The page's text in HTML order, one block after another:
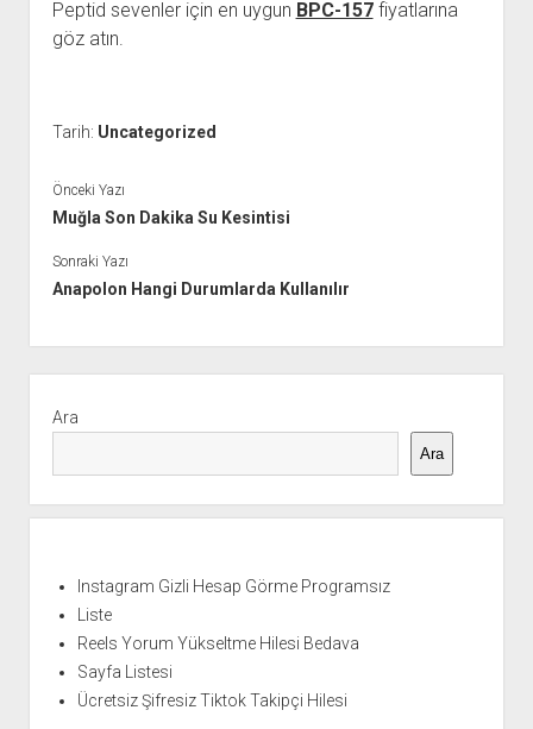
Peptid sevenler için en uygun BPC-157fiyatlarına
göz atın.
Tarih: Uncategorized
Önceki Yazı
Muğla Son Dakika Su Kesintisi
Sonraki Yazı
Anapolon Hangi Durumlarda Kullanılır
Menü
Ara
Ara
Instagram Gizli Hesap Görme Programsız
Liste
Reels Yorum Yükseltme Hilesi Bedava
Sayfa Listesi
Ücretsiz Şifresiz Tiktok Takipçi Hilesi